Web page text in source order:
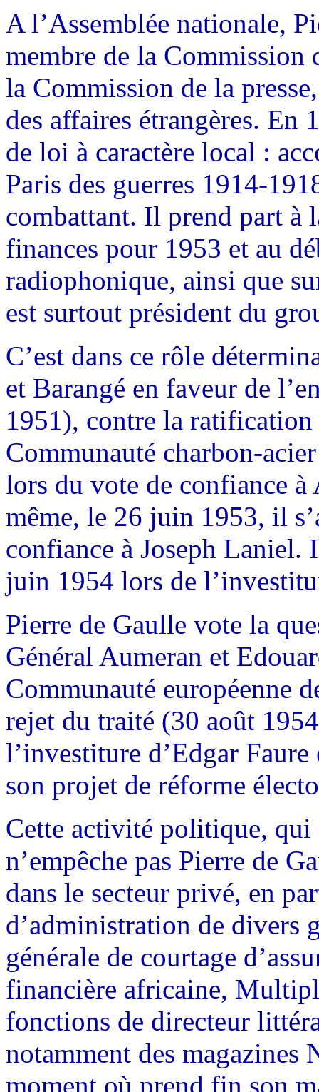
A l’Assemblée nationale,
membre de la Commission
la Commission de la
des affaires étrangères.
de loi à caractère local :
Paris des guerres 1914-
combattant. Il prend part à
finances pour 1953 et au
radiophonique, ainsi que
est surtout président du
C’est dans ce rôle
et Barangé en faveur de
1951), contre la
Communauté charbon-
lors du vote de confiance
même, le 26 juin 1953, il
confiance à Joseph Laniel.
juin 1954 lors de
Pierre de Gaulle vote la
Général Aumeran et
Communauté européenne
rejet du traité (30 août
l’investiture d’Edgar
son projet de réforme
Cette activité politique, qui
n’empêche pas Pierre de
dans le secteur privé, en
d’administration de divers
générale de courtage
financière africaine,
fonctions de directeur
notamment des
moment où prend fin son